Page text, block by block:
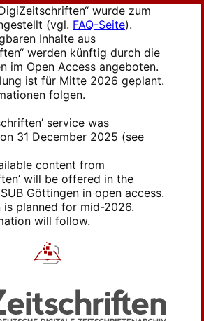
wurde zum
(vgl. FAQ-Seite).
Inhalte aus
werden künftig durch die
im Open Access angeboten.
ist für Mitte 2026 geplant.
folgen.
service was
31 December 2025 (see
content from
will be offered in the
Göttingen in open access.
is planned for mid-2026.
will follow.